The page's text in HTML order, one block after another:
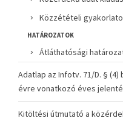
Közzétételi
HATÁROZATOK
Átláthatósági
Adatlap az Infotv. 71/D. §
évre vonatkozó éves
Kitöltési útmutató a